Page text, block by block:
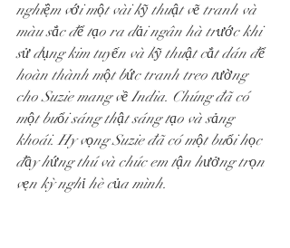
nghiệm với một vài kỹ thuật vẽ tranh và
màu sắc để tạo ra dải ngân hà trước khi
sử dụng kim tuyến và kỹ thuật cắt dán để
hoàn thành một bức tranh treo tường
cho Suzie mang về India. Chúng đã có
một buổi sáng thật sáng tạo và sảng
khoái. Hy vọng Suzie đã có một buổi học
đầy hứng thú và chúc em tận hưởng trọn
vẹn kỳ nghỉ hè của mình.